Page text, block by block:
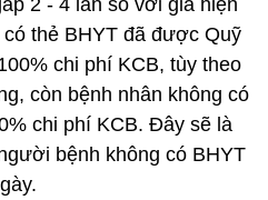
2 - 4 lần so với giá hiện
thẻ BHYT đã được Quỹ
chi phí KCB, tùy theo
còn bệnh nhân không có
chi phí KCB. Đây sẽ là
bệnh không có BHYT